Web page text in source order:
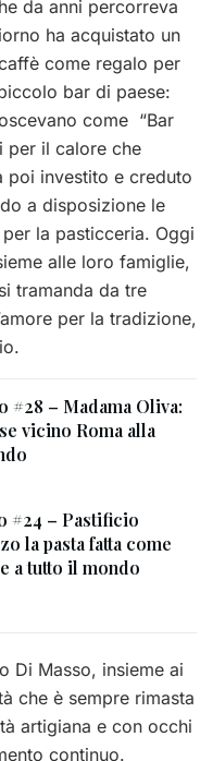
da anni percorreva
ha acquistato un
come regalo per
bar di paese:
come “Bar
per il calore che
poi investito e creduto
a disposizione le
la pasticceria. Oggi
alle loro famiglie,
tramanda da tre
per la tradizione,
#28 – Madama Oliva:
vicino Roma alla
#24 – Pastificio
la pasta fatta come
a tutto il mondo
Di Masso, insieme ai
che è sempre rimasta
artigiana e con occhi
continuo.